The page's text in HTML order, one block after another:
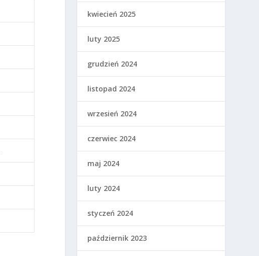
kwiecień 2025
luty 2025
grudzień 2024
listopad 2024
wrzesień 2024
czerwiec 2024
maj 2024
luty 2024
styczeń 2024
październik 2023